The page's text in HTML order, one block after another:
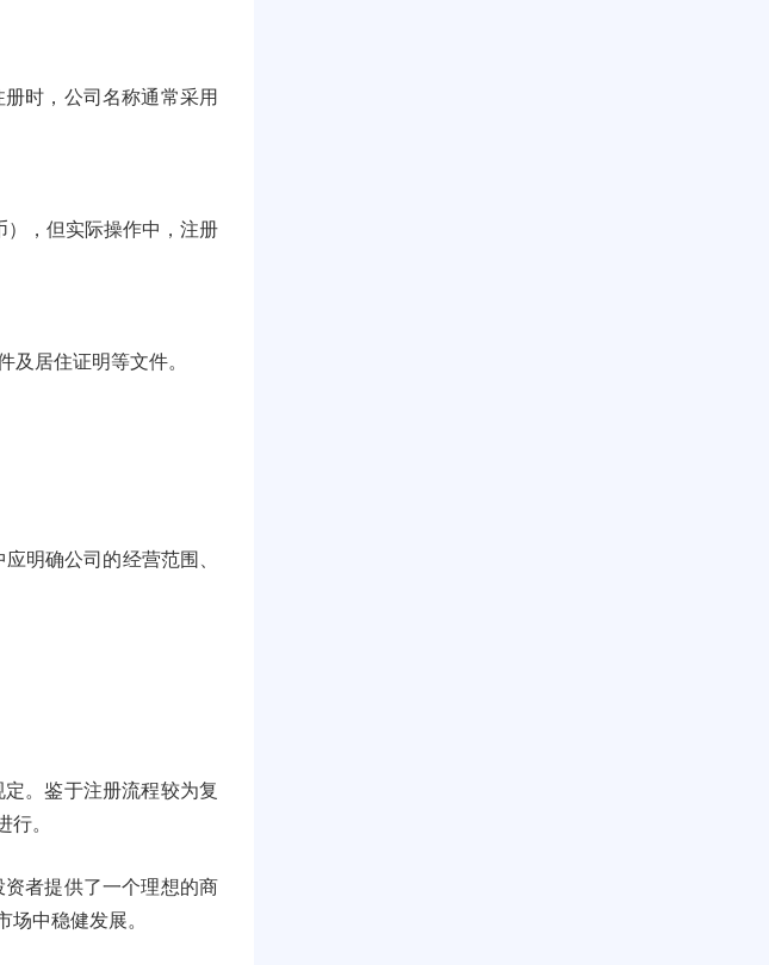
时，公司名称通常采用
），但实际操作中，注册
及居住证明等文件。
明确公司的经营范围、
。鉴于注册流程较为复
。
者提供了一个理想的商
中稳健发展。